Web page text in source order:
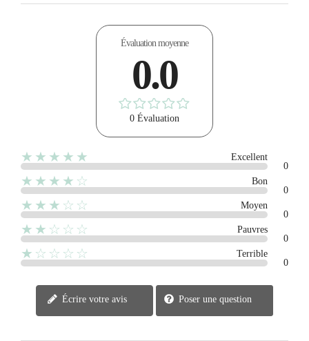
Évaluation moyenne
0.0
0 Évaluation
★★★★★
Excellent
0
★★★★☆
Bon
0
★★★☆☆
Moyen
0
★★☆☆☆
Pauvres
0
★☆☆☆☆
Terrible
0
Écrire votre avis Poser une question